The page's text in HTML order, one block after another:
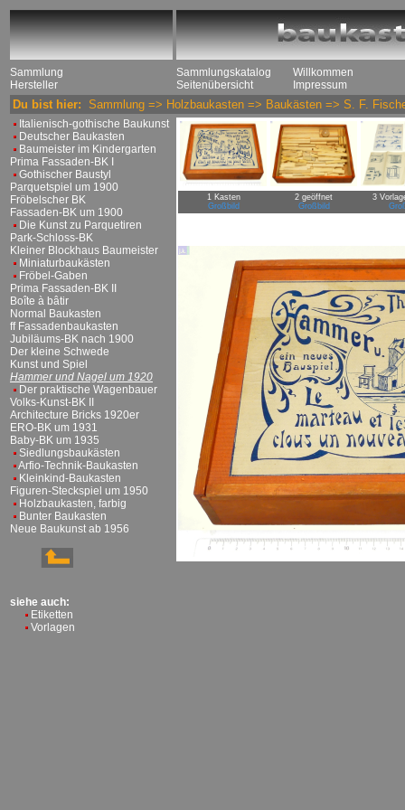
Sammlung
Hersteller
Sammlungskatalog
Seitenübersicht
Willkommen
Impressum
Du bist hier: Sammlung => Holzbaukasten => Baukästen => S. F.
Italienisch-gothische Baukunst
Deutscher Baukasten
Baumeister im Kindergarten
Prima Fassaden-BK I
Gothischer Baustyl
Parquetspiel um 1900
Fröbelscher BK
Fassaden-BK um 1900
Die Kunst zu Parquetiren
Park-Schloss-BK
Kleiner Blockhaus Baumeister
Miniaturbaukästen
Fröbel-Gaben
Prima Fassaden-BK II
Boîte à bâtir
Normal Baukasten
ff Fassadenbaukasten
Jubiläums-BK nach 1900
Der kleine Schwede
Kunst und Spiel
Hammer und Nagel um 1920
Der praktische Wagenbauer
Volks-Kunst-BK II
Architecture Bricks 1920er
ERO-BK um 1931
Baby-BK um 1935
Siedlungsbaukästen
Arfio-Technik-Baukasten
Kleinkind-Baukasten
Figuren-Steckspiel um 1950
Holzbaukasten, farbig
Bunter Baukasten
Neue Baukunst ab 1956
siehe auch:
Etiketten
Vorlagen
1 Kasten
Großbild
2 geöffnet
Großbild
3